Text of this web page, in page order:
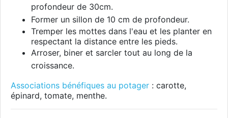
profondeur de 30cm.
Former un sillon de 10 cm de profondeur.
Tremper les mottes dans l'eau et les planter en
respectant la distance entre les pieds.
Arroser, biner et sarcler tout au long de la
croissance.
Associations bénéfiques au potager : carotte,
épinard, tomate, menthe.